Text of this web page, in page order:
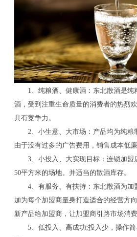
1、纯粮酒、健康酒：东北散酒是纯
酒，受到注重生命质量的消费者的热烈
具有竞争力。
2、小生意、大市场：产品均为纯粮
由于没有过多的广告费用，销售成本低廉
3、小投入、大实现目标：连锁加盟
50平方米的场地。并适当的散酒库存。
4、有服务、有扶持：东北散酒为加
加为每个加盟商量身打造适合的经营方
新产品给加盟商，让加盟商引路市场消费
5、低投入、高成功;投入少，操作简